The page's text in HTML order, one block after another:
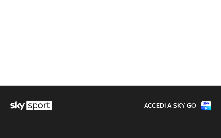
ACCEDI A SKY GO